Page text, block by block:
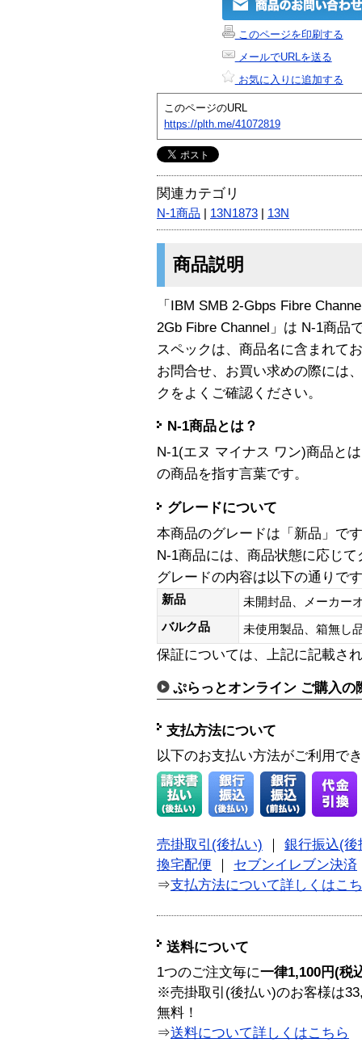
このページを印刷する
メールでURLを送る
お気に入りに追加する
このページのURL
https://plth.me/41072819
関連カテゴリ
N-1商品 13N1873 13N
商品説明
「IBM SMB 2-Gbps Fibre
2Gb Fibre Channel」は N-1商品
スペックは、商品名に含まれて
お問合せ、お買い求めの際には
クをよくご確認ください。
N-1商品とは？
N-1(エヌ マイナス ワン)商品と
の商品を指す言葉です。
グレードについて
本商品のグレードは「新品」です
N-1商品には、商品状態に応じ
グレードの内容は以下の通りで
新品
未開封品、メーカー
バルク品
未使用製品、箱無
保証については、上記に記載さ
ぷらっとオンライン ご購入の
支払方法について
以下のお支払い方法がご利用で
売掛取引(後払い)
銀行振込(後
換宅配便
セブンイレブン決済
⇒支払方法について詳しくはこ
送料について
1つのご注文毎に一律1,100円(税
※売掛取引(後払い)のお客様は
無料！
⇒送料について詳しくはこちら